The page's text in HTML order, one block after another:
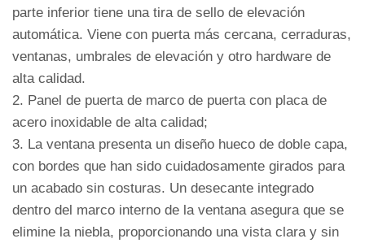
parte inferior tiene una tira de sello de elevación
automática. Viene con puerta más cercana, cerraduras,
ventanas, umbrales de elevación y otro hardware de
alta calidad.
2. Panel de puerta de marco de puerta con placa de
acero inoxidable de alta calidad;
3. La ventana presenta un diseño hueco de doble capa,
con bordes que han sido cuidadosamente girados para
un acabado sin costuras. Un desecante integrado
dentro del marco interno de la ventana asegura que se
elimine la niebla, proporcionando una vista clara y sin